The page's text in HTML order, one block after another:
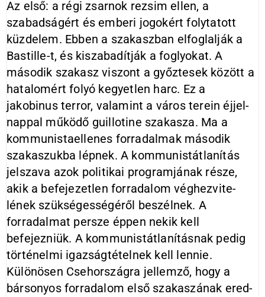
Az első: a régi zsarnok rezsim ellen, a
szabadságért és embe­ri jogokért folytatott
küzdelem. Eb­ben a szakaszban elfoglalják a
Bastille-t, és kiszabadítják a foglyo­kat. A
második szakasz viszont a győztesek között a
hatalomért folyó kegyetlen harc. Ez a
jakobinus ter­ror, valamint a város terein éjjel­
nappal működő guillotine szakasza. Ma a
kommunistaellenes forradal­mak második
szakaszukba lépnek. A kommunistátlanítás
jelszava azok politikai programjának része,
akik a befejezetlen forradalom véghezvite­
lének szükségességéről beszélnek. A
forradalmat persze éppen nekik kell
befejezniük. A kommunistátlanításnak pedig
törté­nelmi igazságtétel­nek kell lennie.
Különösen Cseh­országra jellemző, hogy a
bársonyos forradalom első szakaszának ered­